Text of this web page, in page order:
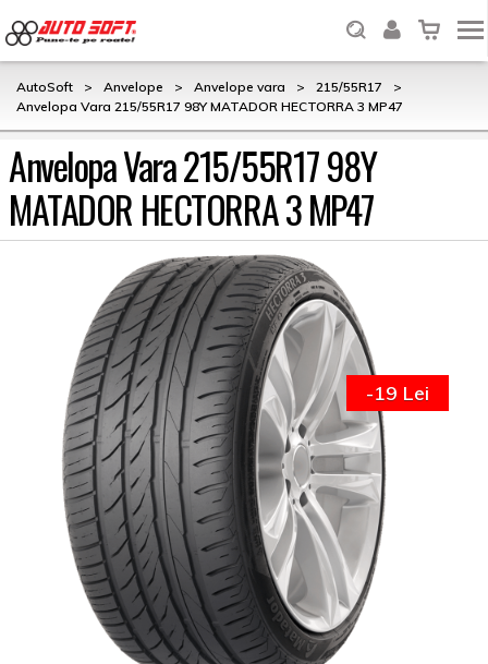
AutoSoft > Anvelope > Anvelope vara > 215/55R17
>
Anvelopa Vara 215/55R17 98Y MATADOR HECTORRA 3 MP47
Anvelopa Vara 215/55R17 98Y
MATADOR HECTORRA 3 MP47
-19 Lei